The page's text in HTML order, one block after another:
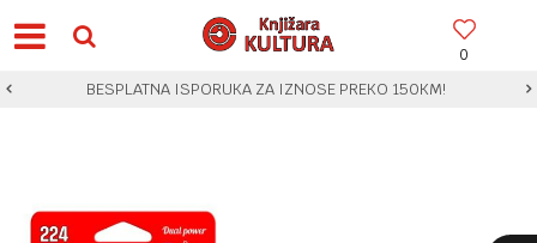
0
BESPLATNA ISPORUKA ZA IZNOSE PREKO 150KM!